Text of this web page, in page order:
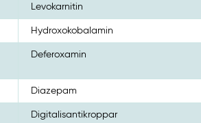
Levokarnitin
Hydroxokobalamin
Deferoxamin
Diazepam
Digitalisantikroppar